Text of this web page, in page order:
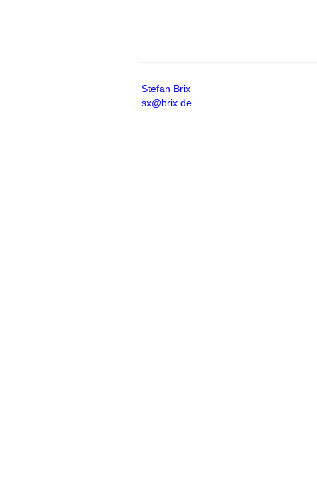
Stefan Brix
sx@brix.de